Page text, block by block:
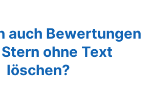
auch Bewertungen
ohne Text
löschen?